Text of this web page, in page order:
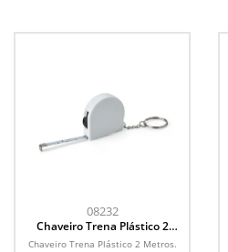
08232
Chaveiro Trena Plástico 2
Metros
Chaveiro Trena Plástico 2 Metros.